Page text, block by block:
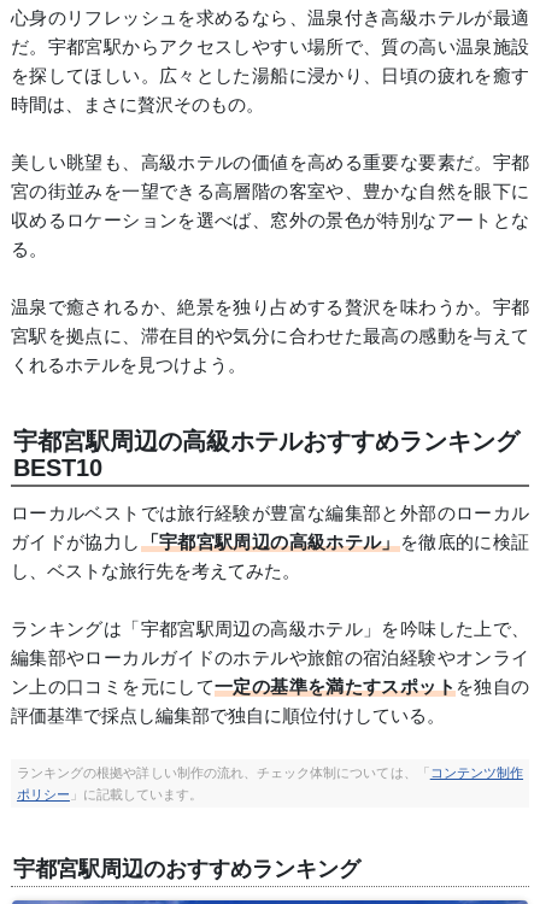
心身のリフレッシュを求めるなら、温泉付き高級ホテルが最適
だ。宇都宮駅からアクセスしやすい場所で、質の高い温泉施設
を探してほしい。広々とした湯船に浸かり、日頃の疲れを癒す
時間は、まさに贅沢そのもの。
美しい眺望も、高級ホテルの価値を高める重要な要素だ。宇都
宮の街並みを一望できる高層階の客室や、豊かな自然を眼下に
収めるロケーションを選べば、窓外の景色が特別なアートとな
る。
温泉で癒されるか、絶景を独り占めする贅沢を味わうか。宇都
宮駅を拠点に、滞在目的や気分に合わせた最高の感動を与えて
くれるホテルを見つけよう。
宇都宮駅周辺の高級ホテルおすすめランキング
BEST10
ローカルベストでは旅行経験が豊富な編集部と外部のローカル
ガイドが協力し「宇都宮駅周辺の高級ホテル」を徹底的に検証
し、ベストな旅行先を考えてみた。
ランキングは「宇都宮駅周辺の高級ホテル」を吟味した上で、
編集部やローカルガイドのホテルや旅館の宿泊経験やオンライ
ン上の口コミを元にして一定の基準を満たすスポットを独自の
評価基準で採点し編集部で独自に順位付けしている。
ランキングの根拠や詳しい制作の流れ、チェック体制については、「 コンテンツ制作
ポリシー 」に記載しています。
宇都宮駅周辺のおすすめランキング